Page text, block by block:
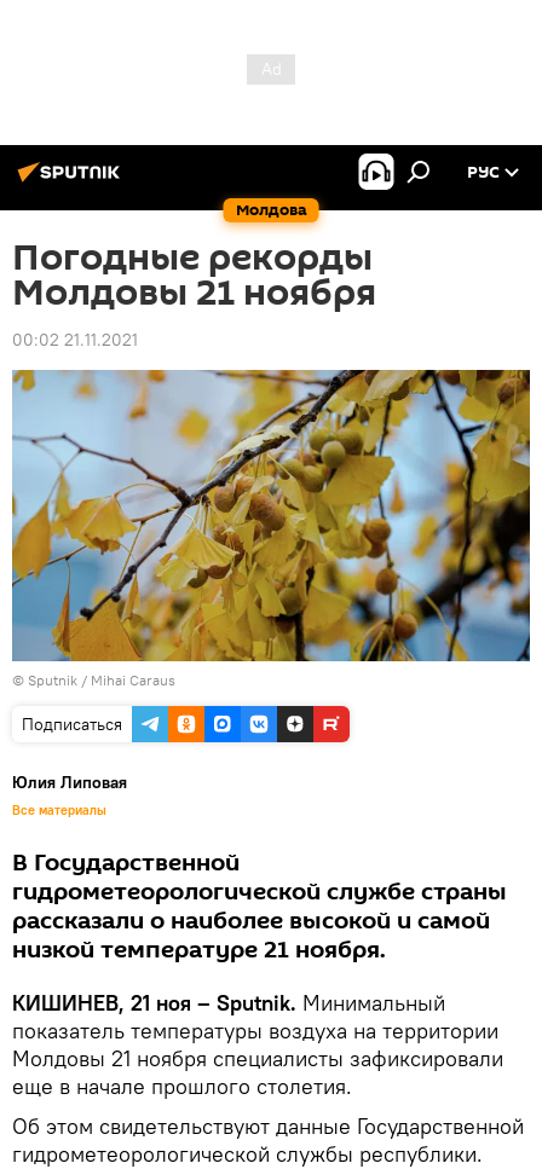
Молдова
РУС
Погодные рекорды
Молдовы 21 ноября
00:02 21.11.2021
© Sputnik / Mihai Caraus
Подписаться
Юлия Липовая
Все материалы
В Государственной
гидрометеорологической службе страны
рассказали о наиболее высокой и самой
низкой температуре 21 ноября.
КИШИНЕВ, 21 ноя – Sputnik. Минимальный
показатель температуры воздуха на территории
Молдовы 21 ноября специалисты зафиксировали
еще в начале прошлого столетия.
Об этом свидетельствуют данные Государственной
гидрометеорологической службы республики.